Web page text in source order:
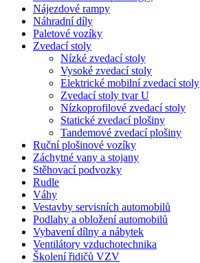
Nájezdové rampy
Náhradní díly
Paletové vozíky
Zvedací stoly
Nízké zvedací stoly
Vysoké zvedací stoly
Elektrické mobilní zvedací stoly
Zvedací stoly tvar U
Nízkoprofilové zvedací stoly
Statické zvedací plošiny
Tandemové zvedací plošiny
Ruční plošinové vozíky
Záchytné vany a stojany
Stěhovací podvozky
Rudle
Váhy
Vestavby servisních automobilů
Podlahy a obložení automobilů
Vybavení dílny a nábytek
Ventilátory vzduchotechnika
Školení řidičů VZV